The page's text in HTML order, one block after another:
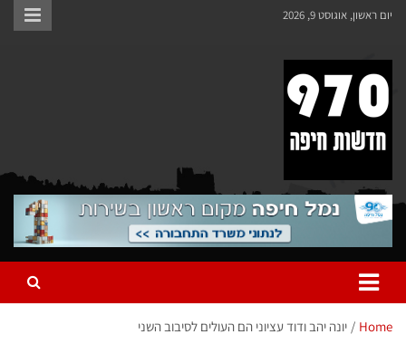
יום ראשון, אוגוסט 9, 2026
970 חדשות חיפה
970 חדשות חיפה
Home יונה יהב ודוד עציוני הם העולים לסיבוב השני